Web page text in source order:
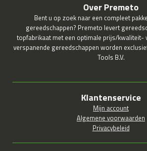
Over Premeto
Bent u op zoek naar een compleet
gereedschappen? Premeto levert
topfabrikaat met een optimale prijs/kwaliteit-
verspanende gereedschappen worden
Tools B.V.
Klantenservice
Mijn account
Algemene voorwaarden
Privacybeleid